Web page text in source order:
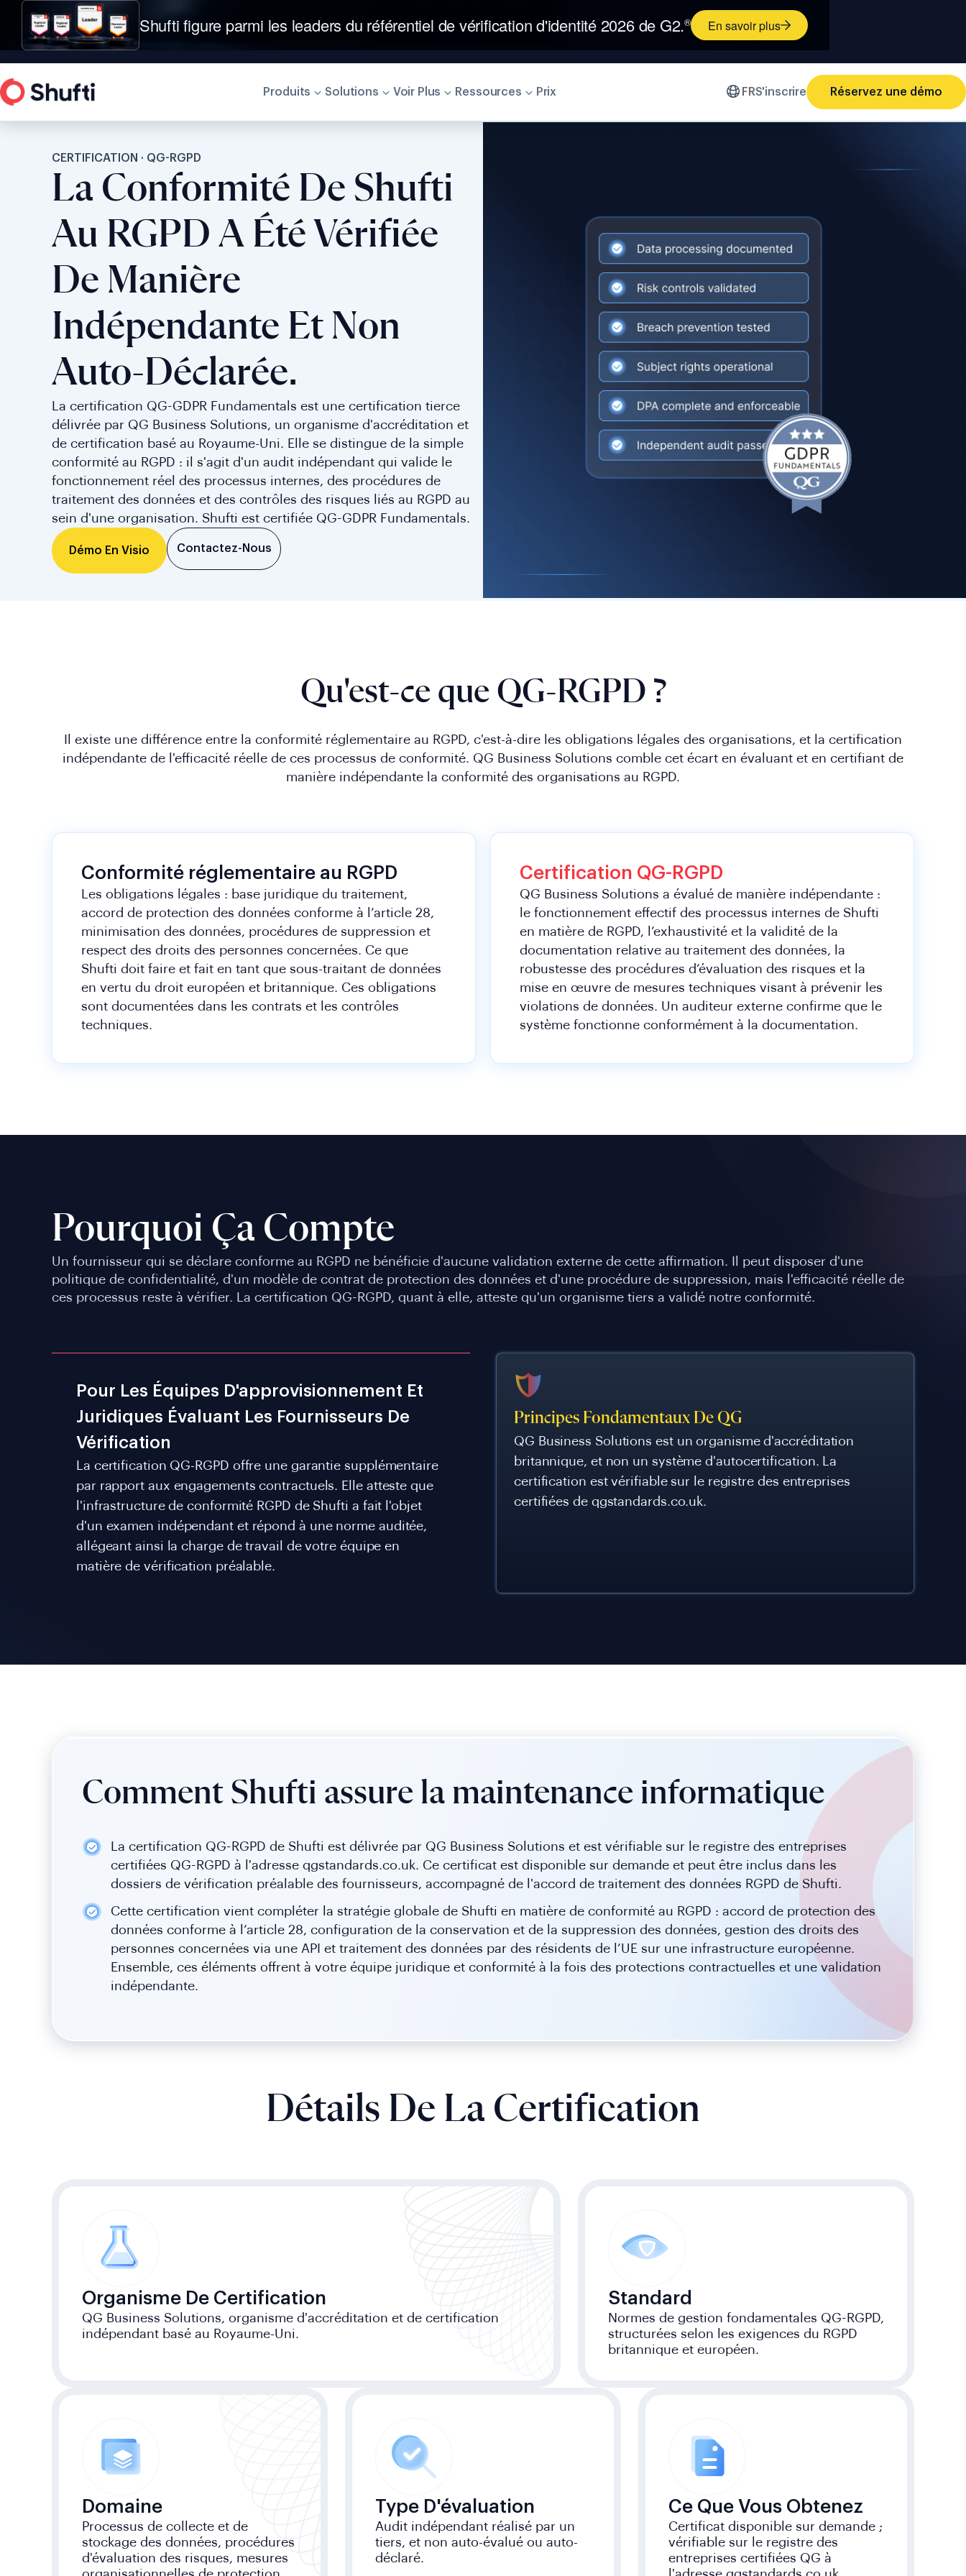
Shufti figure parmi les leaders du référentiel de vérification d'identité 2026 de G2.® En savoir plus
Produits Solutions Voir Plus Ressources Prix FRS'inscrire Réservez une démo
CERTIFICATION · QG-RGPD
La Conformité De Shufti
Au RGPD A Été Vérifiée
De Manière
Indépendante Et Non
Auto-Déclarée.
La certification QG-GDPR Fundamentals est une certification tierce
délivrée par QG Business Solutions, un organisme d'accréditation et
de certification basé au Royaume-Uni. Elle se distingue de la simple
conformité au RGPD : il s'agit d'un audit indépendant qui valide le
fonctionnement réel des processus internes, des procédures de
traitement des données et des contrôles des risques liés au RGPD au
sein d'une organisation. Shufti est certifiée QG-GDPR Fundamentals.
Démo En Visio Contactez-Nous
Qu'est-ce que QG-RGPD ?
Il existe une différence entre la conformité réglementaire au RGPD, c'est-à-dire les obligations légales des organisations, et la certification
indépendante de l'efficacité réelle de ces processus de conformité. QG Business Solutions comble cet écart en évaluant et en certifiant de
manière indépendante la conformité des organisations au RGPD.
Conformité réglementaire au RGPD
Les obligations légales : base juridique du traitement,
accord de protection des données conforme à l’article 28,
minimisation des données, procédures de suppression et
respect des droits des personnes concernées. Ce que
Shufti doit faire et fait en tant que sous-traitant de données
en vertu du droit européen et britannique. Ces obligations
sont documentées dans les contrats et les contrôles
techniques.
Certification QG-RGPD
QG Business Solutions a évalué de manière indépendante :
le fonctionnement effectif des processus internes de Shufti
en matière de RGPD, l’exhaustivité et la validité de la
documentation relative au traitement des données, la
robustesse des procédures d’évaluation des risques et la
mise en œuvre de mesures techniques visant à prévenir les
violations de données. Un auditeur externe confirme que le
système fonctionne conformément à la documentation.
Pourquoi Ça Compte
Un fournisseur qui se déclare conforme au RGPD ne bénéficie d'aucune validation externe de cette affirmation. Il peut disposer d'une
politique de confidentialité, d'un modèle de contrat de protection des données et d'une procédure de suppression, mais l'efficacité réelle de
ces processus reste à vérifier. La certification QG-RGPD, quant à elle, atteste qu'un organisme tiers a validé notre conformité.
Pour Les Équipes D'approvisionnement Et
Juridiques Évaluant Les Fournisseurs De
Vérification
La certification QG-RGPD offre une garantie supplémentaire
par rapport aux engagements contractuels. Elle atteste que
l'infrastructure de conformité RGPD de Shufti a fait l'objet
d'un examen indépendant et répond à une norme auditée,
allégeant ainsi la charge de travail de votre équipe en
matière de vérification préalable.
Principes Fondamentaux De QG
QG Business Solutions est un organisme d'accréditation
britannique, et non un système d'autocertification. La
certification est vérifiable sur le registre des entreprises
certifiées de qgstandards.co.uk.
Comment Shufti assure la maintenance informatique
La certification QG-RGPD de Shufti est délivrée par QG Business Solutions et est vérifiable sur le registre des entreprises
certifiées QG-RGPD à l'adresse qgstandards.co.uk. Ce certificat est disponible sur demande et peut être inclus dans les
dossiers de vérification préalable des fournisseurs, accompagné de l'accord de traitement des données RGPD de Shufti.
Cette certification vient compléter la stratégie globale de Shufti en matière de conformité au RGPD : accord de protection des
données conforme à l’article 28, configuration de la conservation et de la suppression des données, gestion des droits des
personnes concernées via une API et traitement des données par des résidents de l’UE sur une infrastructure européenne.
Ensemble, ces éléments offrent à votre équipe juridique et conformité à la fois des protections contractuelles et une validation
indépendante.
Détails De La Certification
Organisme De Certification
QG Business Solutions, organisme d'accréditation et de certification
indépendant basé au Royaume-Uni.
Standard
Normes de gestion fondamentales QG-RGPD,
structurées selon les exigences du RGPD
britannique et européen.
Domaine
Processus de collecte et de
stockage des données, procédures
d'évaluation des risques, mesures
Type D'évaluation
Audit indépendant réalisé par un
tiers, et non auto-évalué ou auto-
déclaré.
Ce Que Vous Obtenez
Certificat disponible sur demande ;
vérifiable sur le registre des
entreprises certifiées QG à